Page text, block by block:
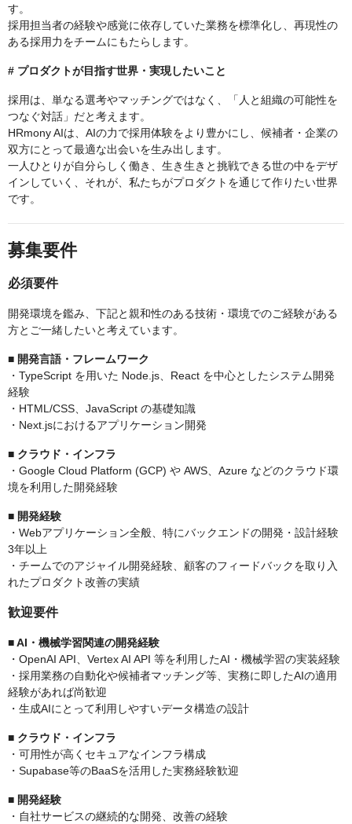
す。
採用担当者の経験や感覚に依存していた業務を標準化し、再現性の
ある採用力をチームにもたらします。
# プロダクトが目指す世界・実現したいこと
採用は、単なる選考やマッチングではなく、「人と組織の可能性を
つなぐ対話」だと考えます。
HRmony AIは、AIの力で採用体験をより豊かにし、候補者・企業の
双方にとって最適な出会いを生み出します。
一人ひとりが自分らしく働き、生き生きと挑戦できる世の中をデザ
インしていく、それが、私たちがプロダクトを通じて作りたい世界
です。
募集要件
必須要件
開発環境を鑑み、下記と親和性のある技術・環境でのご経験がある
方とご一緒したいと考えています。
■ 開発言語・フレームワーク
・TypeScript を用いた Node.js、React を中心としたシステム開発
経験
・HTML/CSS、JavaScript の基礎知識
・Next.jsにおけるアプリケーション開発
■ クラウド・インフラ
・Google Cloud Platform (GCP) や AWS、Azure などのクラウド環
境を利用した開発経験
■ 開発経験
・Webアプリケーション全般、特にバックエンドの開発・設計経験
3年以上
・チームでのアジャイル開発経験、顧客のフィードバックを取り入
れたプロダクト改善の実績
歓迎要件
■ AI・機械学習関連の開発経験
・OpenAI API、Vertex AI API 等を利用したAI・機械学習の実装経験
・採用業務の自動化や候補者マッチング等、実務に即したAIの適用
経験があれば尚歓迎
・生成AIにとって利用しやすいデータ構造の設計
■ クラウド・インフラ
・可用性が高くセキュアなインフラ構成
・Supabase等のBaaSを活用した実務経験歓迎
■ 開発経験
・自社サービスの継続的な開発、改善の経験